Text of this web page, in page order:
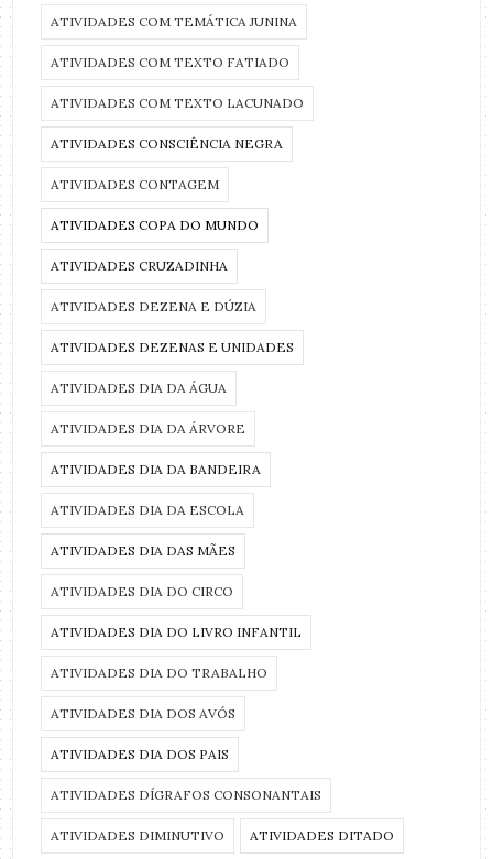
ATIVIDADES COM TEMÁTICA JUNINA
ATIVIDADES COM TEXTO FATIADO
ATIVIDADES COM TEXTO LACUNADO
ATIVIDADES CONSCIÊNCIA NEGRA
ATIVIDADES CONTAGEM
ATIVIDADES COPA DO MUNDO
ATIVIDADES CRUZADINHA
ATIVIDADES DEZENA E DÚZIA
ATIVIDADES DEZENAS E UNIDADES
ATIVIDADES DIA DA ÁGUA
ATIVIDADES DIA DA ÁRVORE
ATIVIDADES DIA DA BANDEIRA
ATIVIDADES DIA DA ESCOLA
ATIVIDADES DIA DAS MÃES
ATIVIDADES DIA DO CIRCO
ATIVIDADES DIA DO LIVRO INFANTIL
ATIVIDADES DIA DO TRABALHO
ATIVIDADES DIA DOS AVÓS
ATIVIDADES DIA DOS PAIS
ATIVIDADES DÍGRAFOS CONSONANTAIS
ATIVIDADES DIMINUTIVO ATIVIDADES DITADO